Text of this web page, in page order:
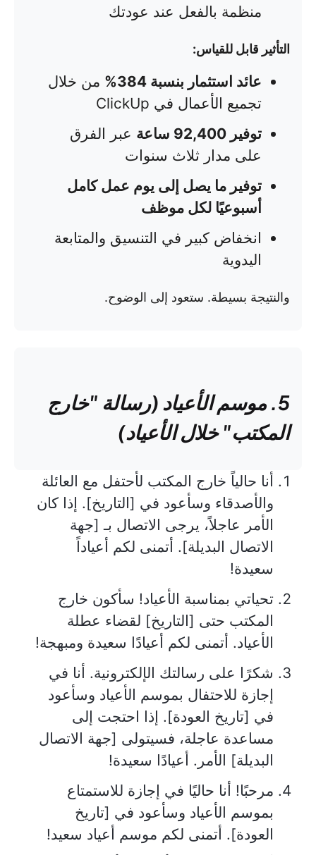
منظمة بالفعل عند عودتك
التأثير قابل للقياس:
عائد استثمار بنسبة 384%
من خلال
تجميع الأعمال في ClickUp
توفير 92,400 ساعة
عبر الفرق
على مدار ثلاث سنوات
توفير ما يصل إلى يوم عمل كامل
أسبوعيًا لكل موظف
انخفاض كبير في التنسيق والمتابعة
اليدوية
والنتيجة بسيطة. ستعود إلى الوضوح.
5. موسم الأعياد (رسالة "خارج
المكتب" خلال الأعياد)
أنا حالياً خارج المكتب لأحتفل مع العائلة
والأصدقاء وسأعود في [التاريخ]. إذا كان
الأمر عاجلاً، يرجى الاتصال بـ [جهة
الاتصال البديلة]. أتمنى لكم أعياداً
سعيدة!
تحياتي بمناسبة الأعياد! سأكون خارج
المكتب حتى [التاريخ] لقضاء عطلة
الأعياد. أتمنى لكم أعيادًا سعيدة ومبهجة!
شكرًا على رسالتك الإلكترونية. أنا في
إجازة للاحتفال بموسم الأعياد وسأعود
في [تاريخ العودة]. إذا احتجت إلى
مساعدة عاجلة، فسيتولى [جهة الاتصال
البديلة] الأمر. أعيادًا سعيدة!
مرحبًا! أنا حاليًا في إجازة للاستمتاع
بموسم الأعياد وسأعود في [تاريخ
العودة]. أتمنى لكم موسم أعياد سعيد!